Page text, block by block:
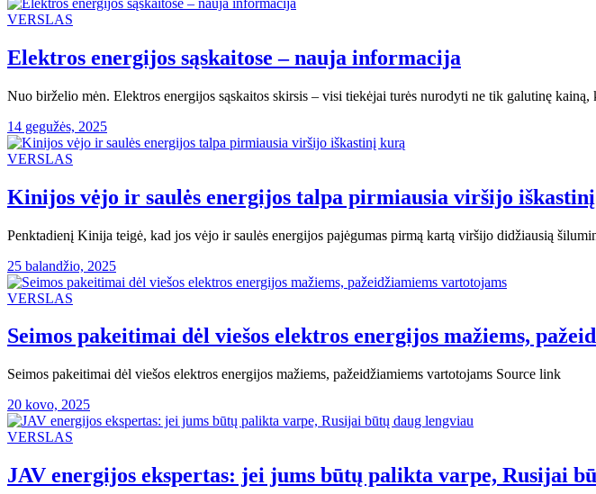
VERSLAS
Elektros energijos sąskaitose – nauja informacija
Nuo birželio mėn. Elektros energijos sąskaitos skirsis – visi tiekėjai turės nurodyti ne tik galutinę
14 gegužės, 2025
VERSLAS
Kinijos vėjo ir saulės energijos talpa pirmiausia viršijo
Penktadienį Kinija teigė, kad jos vėjo ir saulės energijos pajėgumas pirmą kartą viršijo didžiausią
25 balandžio, 2025
VERSLAS
Seimos pakeitimai dėl viešos elektros energijos mažiems,
Seimos pakeitimai dėl viešos elektros energijos mažiems, pažeidžiamiems vartotojams Source link
20 kovo, 2025
VERSLAS
JAV energijos ekspertas: jei jums būtų palikta varpe, Rusijai